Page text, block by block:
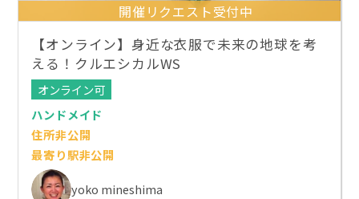
開催リクエスト受付中
【オンライン】身近な衣服で未来の地球を考
える！クルエシカルWS
オンライン可
ハンドメイド
住所非公開
最寄り駅非公開
yoko mineshima